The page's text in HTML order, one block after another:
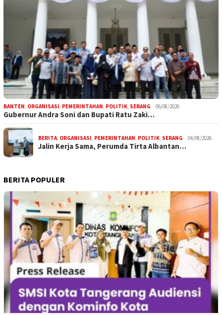
BANTEN ORGANISASI PEMERINTAHAN POLITIK SERANG 06/08/2026
Gubernur Andra Soni dan Bupati Ratu Zaki…
BERITA ORGANISASI PEMERINTAHAN POLITIK SERANG 04/08/2026
Jalin Kerja Sama, Perumda Tirta Albantan…
BERITA POPULER